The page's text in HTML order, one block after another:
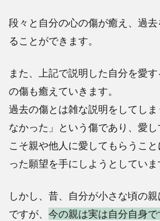
段々と自分の心の傷が癒え、過
ることができます。
また、上記で説明した自分を愛
の傷も癒えていきます。
過去の傷とは雑な説明をしてしま
なかった」という傷であり、愛
こそ親や他人に愛してもらうこ
った願望を手にしようとしていま
しかし、昔、自分が小さな頃の
ですが、 今の親は実は自分自身で